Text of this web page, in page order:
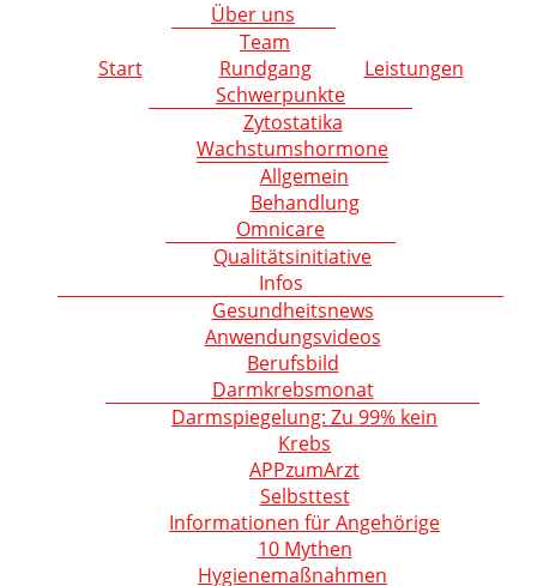
Start
Über uns
Team
Rundgang
Leistungen
Schwerpunkte
Zytostatika
Wachstumshormone
Allgemein
Behandlung
Omnicare
Qualitätsinitiative
Infos
Gesundheitsnews
Anwendungsvideos
Berufsbild
Darmkrebsmonat
Darmspiegelung: Zu 99% kein
Krebs
APPzumArzt
Selbsttest
Informationen für Angehörige
10 Mythen
Hygienemaßnahmen